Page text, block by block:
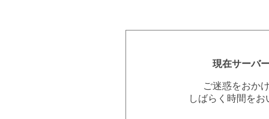
現在サーバ
ご迷惑をおか
しばらく時間を